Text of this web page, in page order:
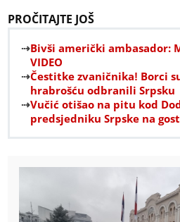
PROČITAJTE JOŠ
Bivši američki ambasador:
VIDEO
Čestitke zvaničnika! Borci
hrabrošću odbranili Srpsku
Vučić otišao na pitu kod
predsjedniku Srpske na